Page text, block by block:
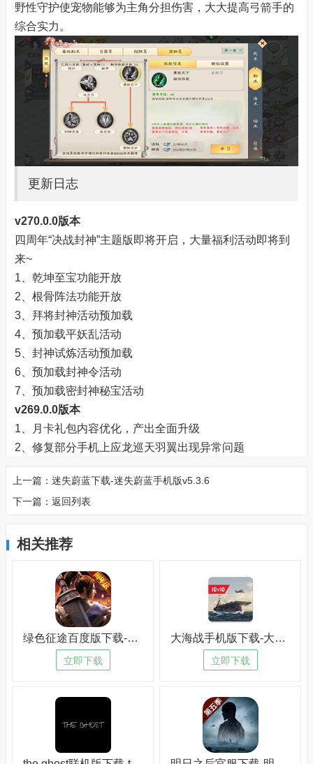
野性守护使宠物能够为主角分担伤害，大大提高弓箭手的
综合实力。
更新日志
v270.0.0版本
四周年“决战封神”主题版即将开启，大量福利活动即将到
来~
1、乾坤至宝功能开放
2、根骨阵法功能开放
3、拜将封神活动预加载
4、预加载平妖乱活动
5、封神试炼活动预加载
6、预加载封神令活动
7、预加载密封神秘宝活动
v269.0.0版本
1、月卡礼包内容优化，产出全面升级
2、修复部分手机上应龙巡天羽翼出现异常问题
上一篇： 迷失蔚蓝下载-迷失蔚蓝手机版v5.3.6
下一篇： 返回列表
相关推荐
绿色征途百度版下载-绿色征途百度版免安装v7.7.5
立即下载
大海战手机版下载-大海战手机版最新版v3.4.8
立即下载